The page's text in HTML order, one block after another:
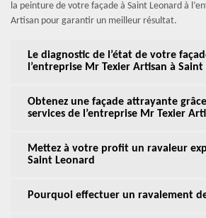
la peinture de votre façade à Saint Leonard à
Artisan pour garantir un meilleur résultat.
Le diagnostic de l’état de votre
l’entreprise Mr Texier Artisan à Saint
Obtenez une façade attrayante
services de l’entreprise Mr Texier
Mettez à votre profit un ravaleur
Saint Leonard
Pourquoi effectuer un ravalement